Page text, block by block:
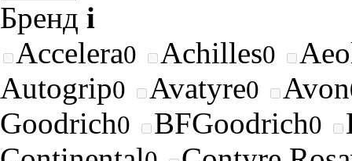
Бренд i
Accelera0 Achilles0
Autogrip0 Avatyre0 Avon
Goodrich0 BFGoodrich0